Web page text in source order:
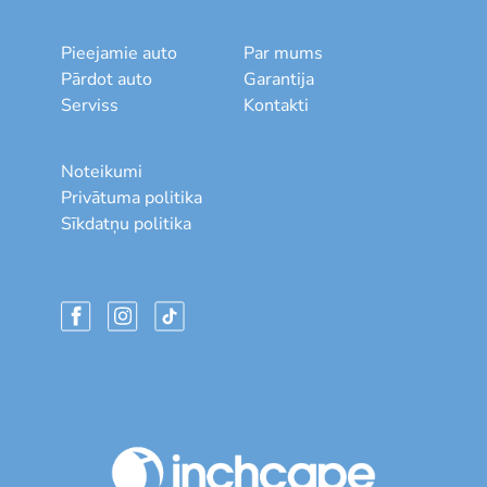
Pieejamie auto
Pārdot auto
Serviss
Par mums
Garantija
Kontakti
Noteikumi
Privātuma politika
Sīkdatņu politika